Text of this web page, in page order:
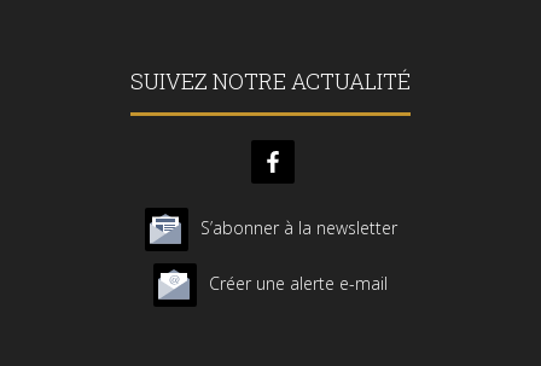
SUIVEZ NOTRE ACTUALITÉ
S’abonner à la newsletter
Créer une alerte e-mail